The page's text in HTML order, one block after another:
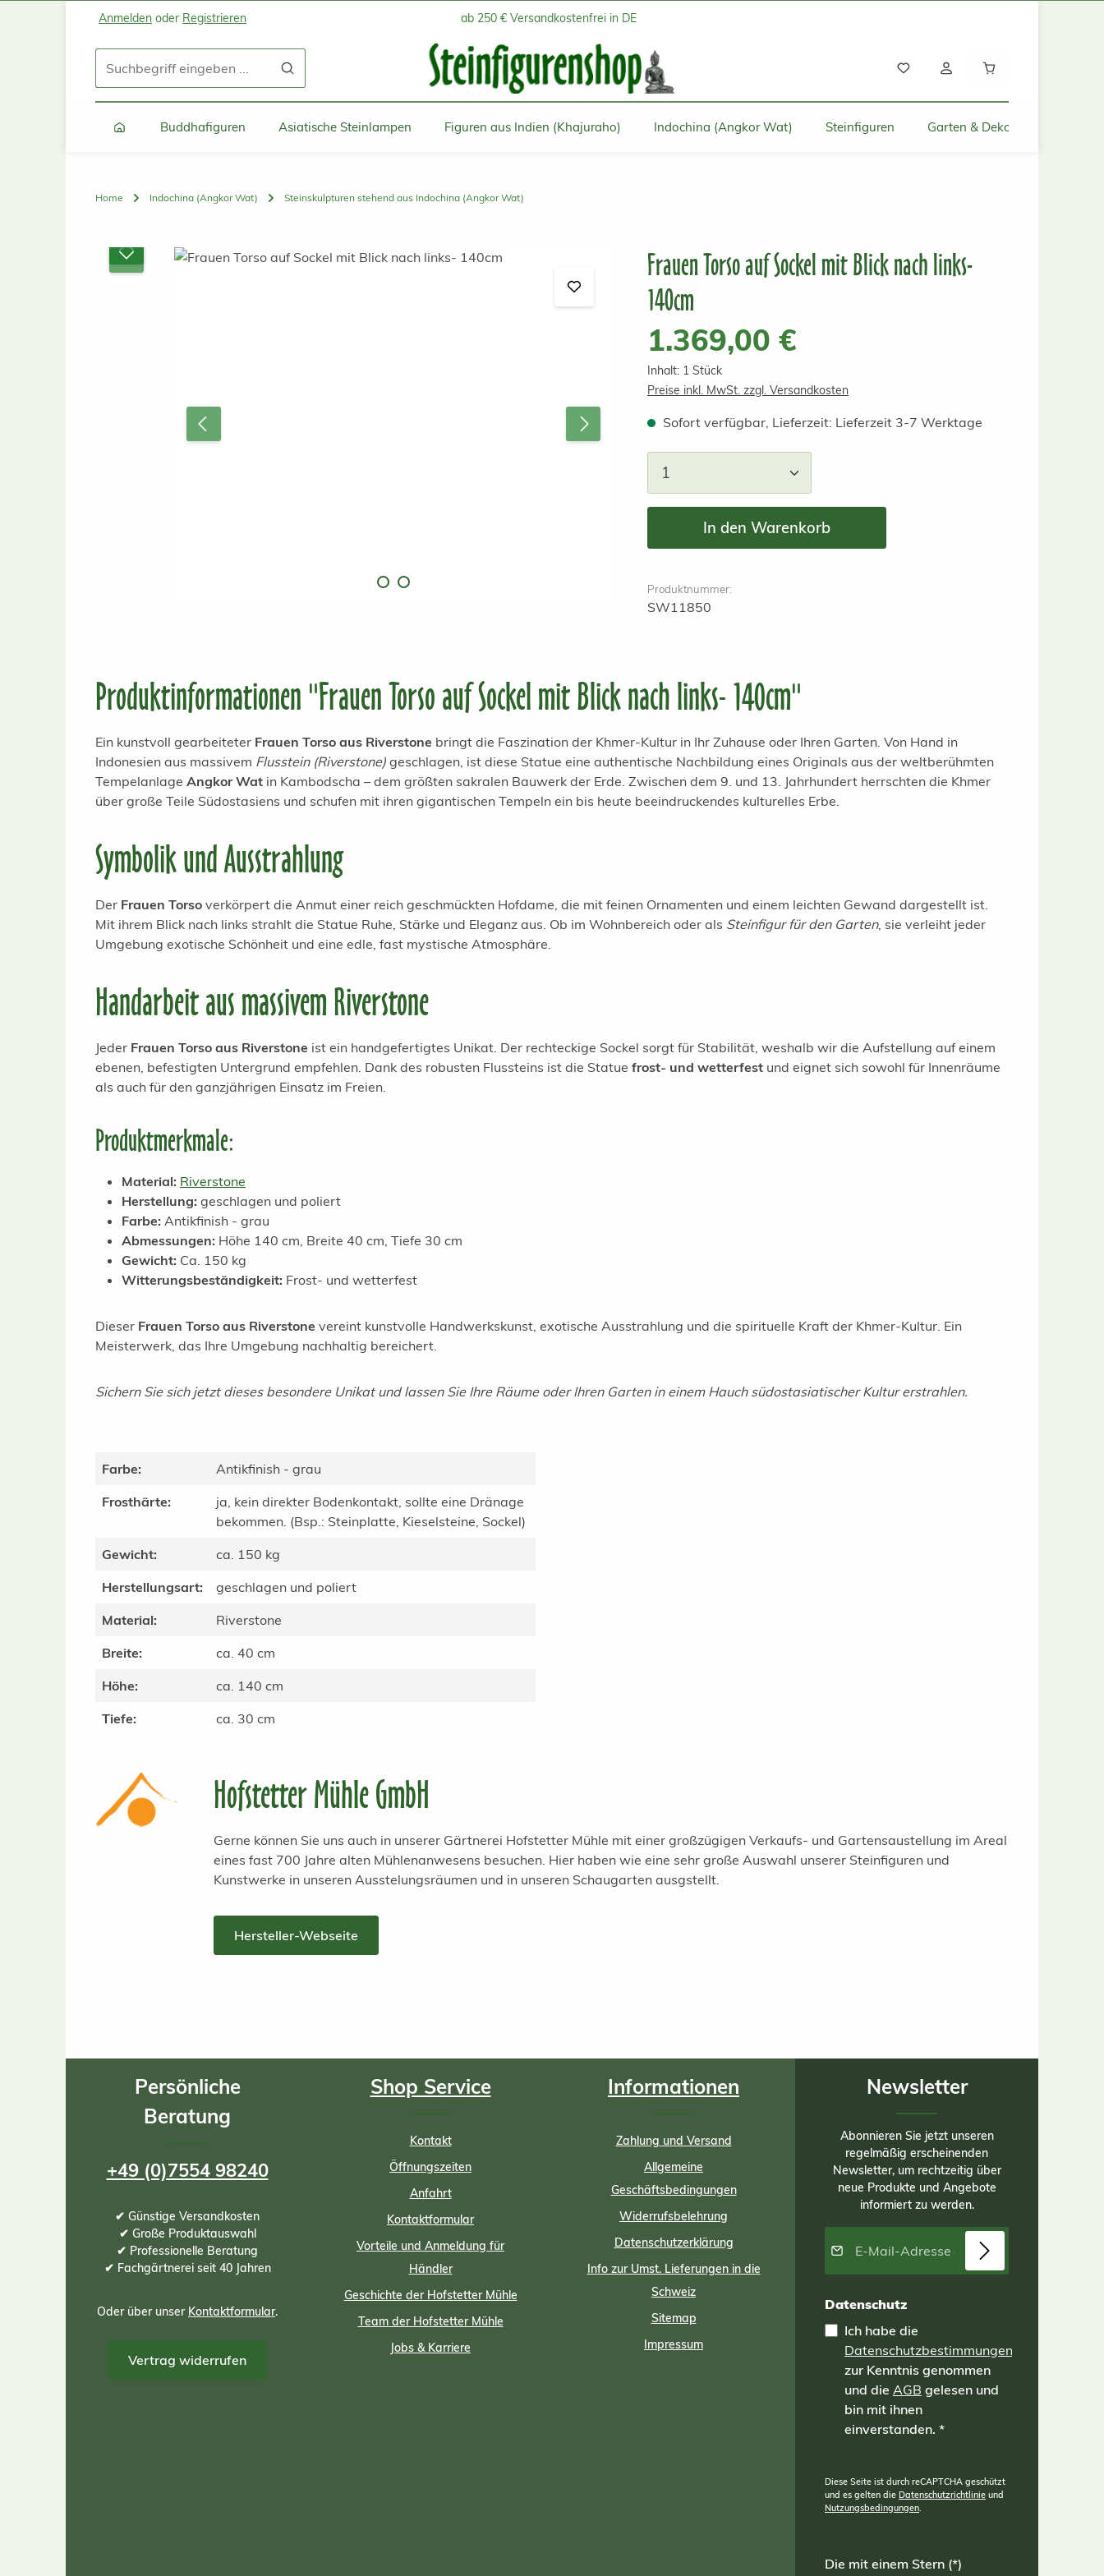
Zum Hauptinhalt springen
Zur Suche springen
Zur Hauptnavigation springen
Anmelden oder Registrieren ab 250 € Versandkostenfrei in DE
Buddhafiguren Asiatische Steinlampen Figuren aus Indien (Khajuraho) Indochina (Angkor Wat) Steinfiguren Garten & Deko für Zuhause
Home Indochina (Angkor Wat) Steinskulpturen stehend aus Indochina (Angkor Wat)
Bildergalerie überspringen
Frauen Torso auf Sockel mit Blick nach links-
140cm
Regulärer Preis:
1.369,00 €
Inhalt: 1 Stück
Preise inkl. MwSt. zzgl. Versandkosten
Sofort verfügbar, Lieferzeit: Lieferzeit 3-7 Werktage
Produkt Anzahl: Gib den gewünschten Wert ein
In den Warenkorb
Produktnummer:
SW11850
Produktinformationen "Frauen Torso auf Sockel mit Blick nach links- 140cm"
Ein kunstvoll gearbeiteter Frauen Torso aus Riverstone bringt die Faszination der Khmer-Kultur in Ihr Zuhause oder Ihren Garten. Von Hand in
Indonesien aus massivem Flusstein (Riverstone) geschlagen, ist diese Statue eine authentische Nachbildung eines Originals aus der weltberühmten
Tempelanlage Angkor Wat in Kambodscha – dem größten sakralen Bauwerk der Erde. Zwischen dem 9. und 13. Jahrhundert herrschten die Khmer
über große Teile Südostasiens und schufen mit ihren gigantischen Tempeln ein bis heute beeindruckendes kulturelles Erbe.
Symbolik und Ausstrahlung
Der Frauen Torso verkörpert die Anmut einer reich geschmückten Hofdame, die mit feinen Ornamenten und einem leichten Gewand dargestellt ist.
Mit ihrem Blick nach links strahlt die Statue Ruhe, Stärke und Eleganz aus. Ob im Wohnbereich oder als Steinfigur für den Garten, sie verleiht jeder
Umgebung exotische Schönheit und eine edle, fast mystische Atmosphäre.
Handarbeit aus massivem Riverstone
Jeder Frauen Torso aus Riverstone ist ein handgefertigtes Unikat. Der rechteckige Sockel sorgt für Stabilität, weshalb wir die Aufstellung auf einem
ebenen, befestigten Untergrund empfehlen. Dank des robusten Flussteins ist die Statue frost- und wetterfest und eignet sich sowohl für Innenräume
als auch für den ganzjährigen Einsatz im Freien.
Produktmerkmale:
Material: Riverstone
Herstellung: geschlagen und poliert
Farbe: Antikfinish - grau
Abmessungen: Höhe 140 cm, Breite 40 cm, Tiefe 30 cm
Gewicht: Ca. 150 kg
Witterungsbeständigkeit: Frost- und wetterfest
Dieser Frauen Torso aus Riverstone vereint kunstvolle Handwerkskunst, exotische Ausstrahlung und die spirituelle Kraft der Khmer-Kultur. Ein
Meisterwerk, das Ihre Umgebung nachhaltig bereichert.
Sichern Sie sich jetzt dieses besondere Unikat und lassen Sie Ihre Räume oder Ihren Garten in einem Hauch südostasiatischer Kultur erstrahlen.
Farbe:
Antikfinish - grau
Frosthärte:
ja, kein direkter Bodenkontakt, sollte eine Dränage
bekommen. (Bsp.: Steinplatte, Kieselsteine, Sockel)
Gewicht:
ca. 150 kg
Herstellungsart:
geschlagen und poliert
Material:
Riverstone
Breite:
ca. 40 cm
Höhe:
ca. 140 cm
Tiefe:
ca. 30 cm
Hofstetter Mühle GmbH
Gerne können Sie uns auch in unserer Gärtnerei Hofstetter Mühle mit einer großzügigen Verkaufs- und Gartensaustellung im Areal
eines fast 700 Jahre alten Mühlenanwesens besuchen. Hier haben wie eine sehr große Auswahl unserer Steinfiguren und
Kunstwerke in unseren Ausstelungsräumen und in unseren Schaugarten ausgstellt.
Hersteller-Webseite
Persönliche
Beratung
+49 (0)7554 98240
✔ Günstige Versandkosten
✔ Große Produktauswahl
✔ Professionelle Beratung
✔ Fachgärtnerei seit 40 Jahren
Oder über unser Kontaktformular.
Vertrag widerrufen
Shop Service
Kontakt
Öffnungszeiten
Anfahrt
Kontaktformular
Vorteile und Anmeldung für
Händler
Geschichte der Hofstetter Mühle
Team der Hofstetter Mühle
Jobs & Karriere
Informationen
Zahlung und Versand
Allgemeine
Geschäftsbedingungen
Widerrufsbelehrung
Datenschutzerklärung
Info zur Umst. Lieferungen in die
Schweiz
Sitemap
Impressum
Newsletter
Abonnieren Sie jetzt unseren
regelmäßig erscheinenden
Newsletter, um rechtzeitig über
neue Produkte und Angebote
informiert zu werden.
E-Mail-Adresse*
Datenschutz
Ich habe die
Datenschutzbestimmungen
zur Kenntnis genommen
und die AGB gelesen und
bin mit ihnen
einverstanden. *
Diese Seite ist durch reCAPTCHA geschützt
und es gelten die Datenschutzrichtlinie und
Nutzungsbedingungen.
Die mit einem Stern (*)